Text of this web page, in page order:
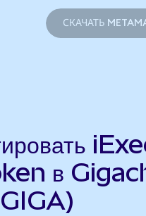
СКАЧАТЬ
в